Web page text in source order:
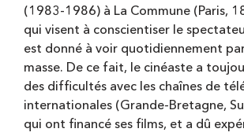
(1983-1986) à La Commune (Paris,
qui visent à conscientiser le
est donné à voir quotidiennement
masse. De ce fait, le cinéaste a
des difficultés avec les chaînes de
internationales (Grande-Bretagne,
qui ont financé ses films, et a dû